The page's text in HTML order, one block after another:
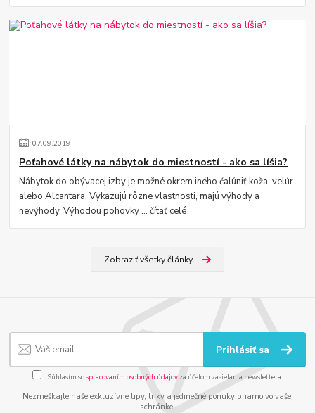
07.09.2019
Poťahové látky na nábytok do miestností - ako sa líšia?
Nábytok do obývacej izby je možné okrem iného čalúniť koža, velúr
alebo Alcantara. Vykazujú rôzne vlastnosti, majú výhody a
nevýhody. Výhodou pohovky ...čítať celé
Zobraziť všetky články
Prihlásiť sa
Súhlasím sospracovaním osobných údajov za účelom zasielania newslettera.
Nezmeškajte naše exkluzívne tipy, triky a jedinečné ponuky priamo vo vašej
schránke.